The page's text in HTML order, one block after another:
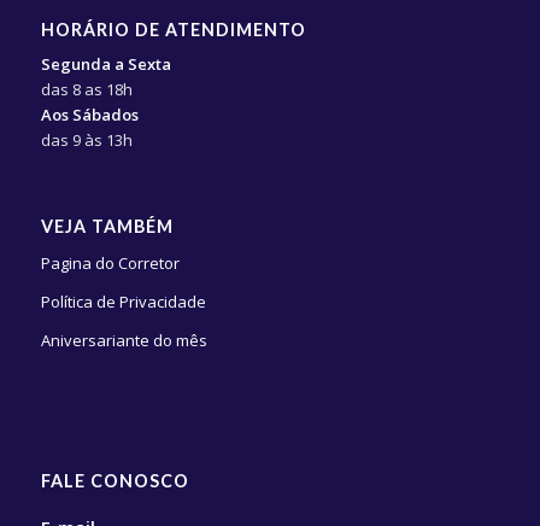
HORÁRIO DE ATENDIMENTO
Segunda a Sexta
das 8 as 18h
Aos Sábados
das 9 às 13h
VEJA TAMBÉM
Pagina do Corretor
Política de Privacidade
Aniversariante do mês
FALE CONOSCO